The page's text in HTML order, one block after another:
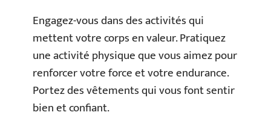
Engagez-vous dans des activités qui
mettent votre corps en valeur. Pratiquez
une activité physique que vous aimez pour
renforcer votre force et votre endurance.
Portez des vêtements qui vous font sentir
bien et confiant.